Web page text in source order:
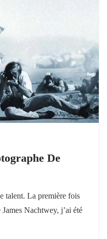
De
talent. La première fois
Nachtwey, j’ai été